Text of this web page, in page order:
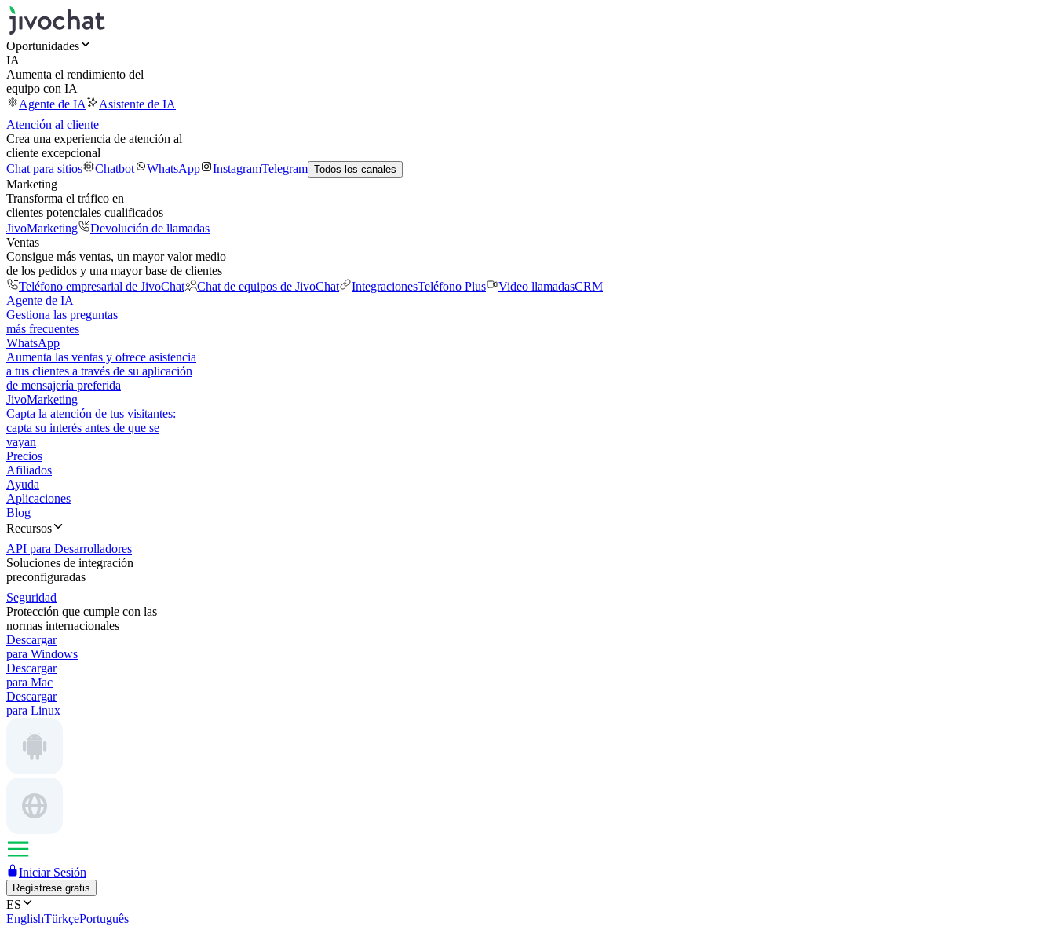
Oportunidades
IA
Aumenta el rendimiento del
equipo con IA
Agente de IA
Asistente de IA
Atención al cliente
Crea una experiencia de atención al
cliente excepcional
Chat para sitios
Chatbot WhatsApp InstagramTelegram Todos los canales
Marketing
Transforma el tráfico en
clientes potenciales cualificados
JivoMarketing
Devolución de llamadas
Ventas
Consigue más ventas, un mayor valor medio
de los pedidos y una mayor base de clientes
Teléfono empresarial de JivoChat
Chat de equipos de JivoChat IntegracionesTeléfono Plus Video llamadasCRM
Agente de IA
Gestiona las preguntas
más frecuentes
WhatsApp
Aumenta las ventas y ofrece asistencia
a tus clientes a través de su aplicación
de mensajería preferida
JivoMarketing
Capta la atención de tus visitantes:
capta su interés antes de que se
vayan
Precios
Afiliados
Ayuda
Aplicaciones
Blog
Recursos
API para Desarrolladores
Soluciones de integración
preconfiguradas
Seguridad
Protección que cumple con las
normas internacionales
Descargar
para Windows
Descargar
para Mac
Descargar
para Linux
Iniciar Sesión
Regístrese gratis
ES
EnglishTürkçePortuguês